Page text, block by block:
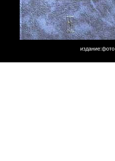
издание:фото